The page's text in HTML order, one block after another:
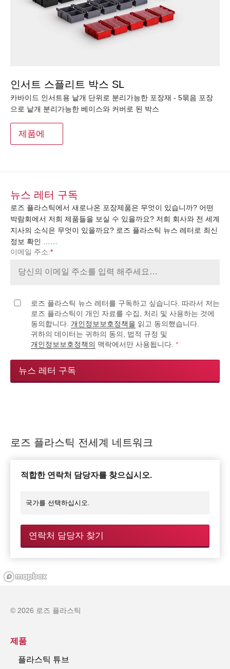
인서트 스플리트 박스 SL
카바이드 인서트용 낱개 단위로 분리가능한 포장재 - 5묶음 포장
으로 낱개 분리가능한 베이스와 커버로 된 박스
제품에
뉴스 레터 구독
로즈 플라스틱에서 새로나온 포장제품은 무엇이 있습니까? 어떤
박람회에서 저희 제품들을 보실 수 있을까요? 저희 회사와 전 세계
지사의 소식은 무엇이 있을까요? 로즈 플라스틱 뉴스 레터로 최신
정보 확인 ……
이메일 주소:*
로즈 플라스틱 뉴스 레터를 구독하고 싶습니다. 따라서 저는
로즈 플라스틱이 개인 자료를 수집, 처리 및 사용하는 것에
동의합니다. 개인정보보호정책을 읽고 동의했습니다.
귀하의 데이터는 귀하의 동의, 법적 규정 및
개인정보보호정책의 맥락에서만 사용됩니다. *
뉴스 레터 구독
로즈 플라스틱 전세계 네트워크
적합한 연락처 담당자를 찾으십시오.
연락처 담당자 찾기
© 2026 로즈 플라스틱
제품
플라스틱 튜브